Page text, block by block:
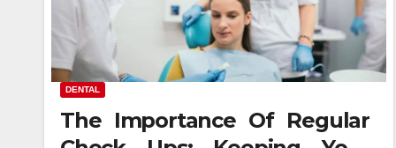
DENTAL
The Importance Of Regular